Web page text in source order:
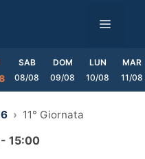
MENU
SAB
08/08
DOM
09/08
LUN
10/08
MAR
11/08
11° Giornata
15:00